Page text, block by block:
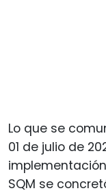
Lo que se
01 de julio de
SQM se